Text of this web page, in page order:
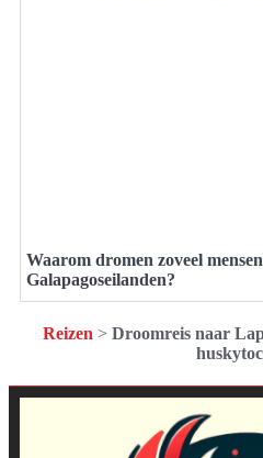
Waarom dromen zoveel
Galapagoseilanden?
Reizen > Droomreis naar